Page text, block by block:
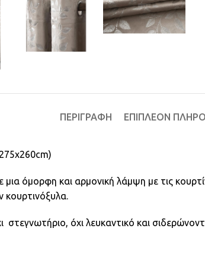
ΠΕΡΙΓΡΑΦΉ ΕΠΙΠΛΈΟΝ
όμορφη και αρμονική λάμψη με τις
στεγνωτήριο, όχι λευκαντικό και